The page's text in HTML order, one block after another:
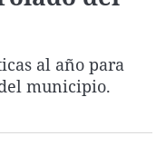
Como el perro y el
Equipo de
La Rioja
Elecciones
al año para
municipio.